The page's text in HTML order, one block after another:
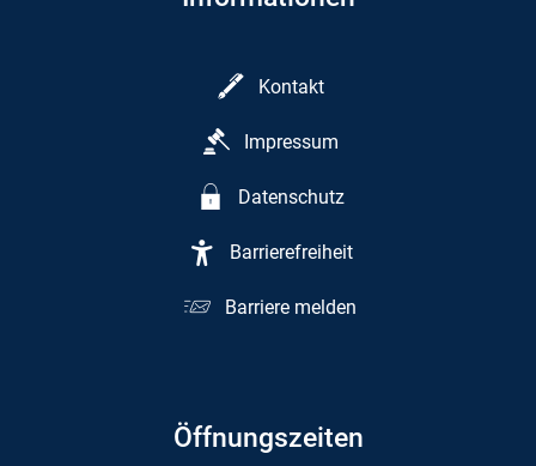
Kontakt
Impressum
Datenschutz
Barrierefreiheit
Barriere melden
Öffnungszeiten